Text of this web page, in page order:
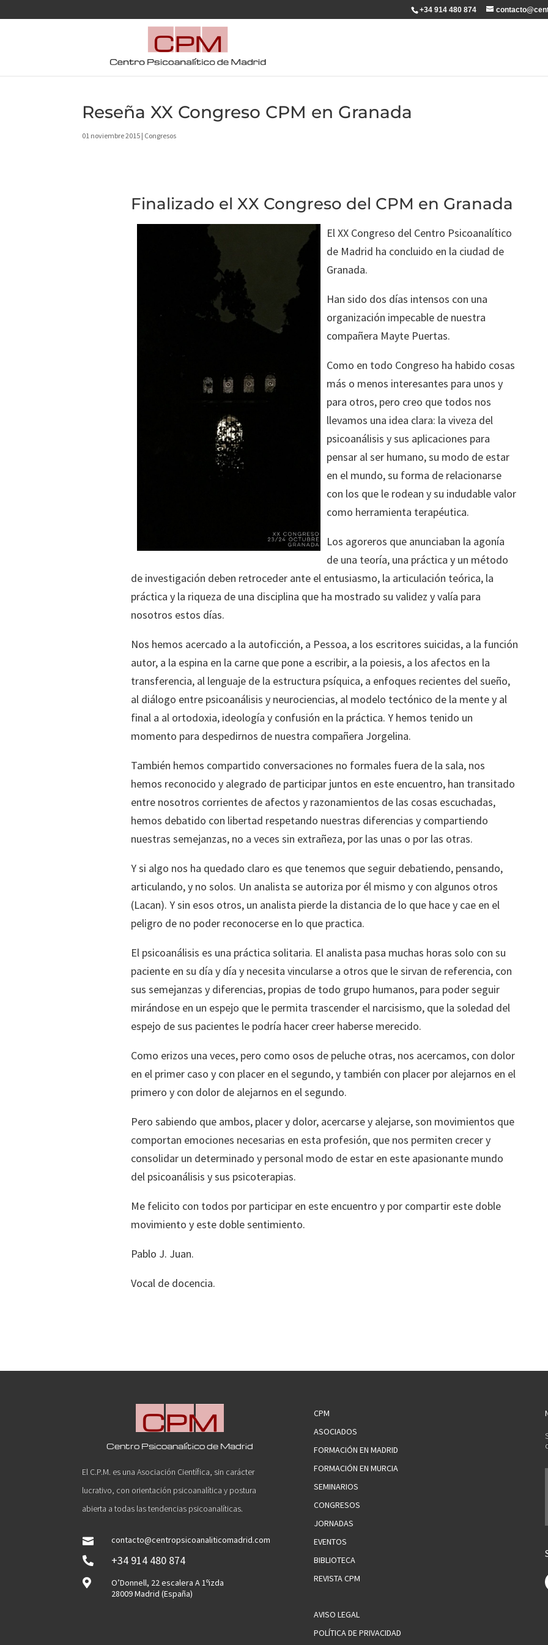
+34 914 480 874
Reseña XX Congreso CPM en Granada
01 noviembre 2015 | Congresos
Finalizado el XX Congreso del CPM en Granada
El XX Congreso del Centro Psicoanalítico
de Madrid ha concluido en la ciudad de
Granada.
Han sido dos días intensos con una
organización impecable de nuestra
compañera Mayte Puertas.
Como en todo Congreso ha habido cosas
más o menos interesantes para unos y
para otros, pero creo que todos nos
llevamos una idea clara: la viveza del
psicoanálisis y sus aplicaciones para
pensar al ser humano, su modo de estar
en el mundo, su forma de relacionarse
con los que le rodean y su indudable valor
como herramienta terapéutica.
Los agoreros que anunciaban la agonía
de una teoría, una práctica y un método
de investigación deben retroceder ante el entusiasmo, la articulación teórica, la
práctica y la riqueza de una disciplina que ha mostrado su validez y valía para
nosotros estos días.
Nos hemos acercado a la autoficción, a Pessoa, a los escritores suicidas, a la función
autor, a la espina en la carne que pone a escribir, a la poiesis, a los afectos en la
transferencia, al lenguaje de la estructura psíquica, a enfoques recientes del sueño,
al diálogo entre psicoanálisis y neurociencias, al modelo tectónico de la mente y al
final a al ortodoxia, ideología y confusión en la práctica. Y hemos tenido un
momento para despedirnos de nuestra compañera Jorgelina.
También hemos compartido conversaciones no formales fuera de la sala, nos
hemos reconocido y alegrado de participar juntos en este encuentro, han transitado
entre nosotros corrientes de afectos y razonamientos de las cosas escuchadas,
hemos debatido con libertad respetando nuestras diferencias y compartiendo
nuestras semejanzas, no a veces sin extrañeza, por las unas o por las otras.
Y si algo nos ha quedado claro es que tenemos que seguir debatiendo, pensando,
articulando, y no solos. Un analista se autoriza por él mismo y con algunos otros
(Lacan). Y sin esos otros, un analista pierde la distancia de lo que hace y cae en el
peligro de no poder reconocerse en lo que practica.
El psicoanálisis es una práctica solitaria. El analista pasa muchas horas solo con su
paciente en su día y día y necesita vincularse a otros que le sirvan de referencia, con
sus semejanzas y diferencias, propias de todo grupo humanos, para poder seguir
mirándose en un espejo que le permita trascender el narcisismo, que la soledad del
espejo de sus pacientes le podría hacer creer haberse merecido.
Como erizos una veces, pero como osos de peluche otras, nos acercamos, con dolor
en el primer caso y con placer en el segundo, y también con placer por alejarnos en el
primero y con dolor de alejarnos en el segundo.
Pero sabiendo que ambos, placer y dolor, acercarse y alejarse, son movimientos que
comportan emociones necesarias en esta profesión, que nos permiten crecer y
consolidar un determinado y personal modo de estar en este apasionante mundo
del psicoanálisis y sus psicoterapias.
Me felicito con todos por participar en este encuentro y por compartir este doble
movimiento y este doble sentimiento.
Pablo J. Juan.
Vocal de docencia.
Centro Psicoanalítico de Madrid
El C.P.M. es una Asociación Científica, sin carácter
lucrativo, con orientación psicoanalítica y postura
abierta a todas las tendencias psicoanalíticas.

contacto@centropsicoanaliticomadrid.com

+34 914 480 874

O’Donnell, 22 escalera A 1ºizda
28009 Madrid (España)
CPM
ASOCIADOS
FORMACIÓN EN MADRID
FORMACIÓN EN MURCIA
SEMINARIOS
CONGRESOS
JORNADAS
EVENTOS
BIBLIOTECA
REVISTA CPM
AVISO LEGAL
POLÍTICA DE PRIVACIDAD